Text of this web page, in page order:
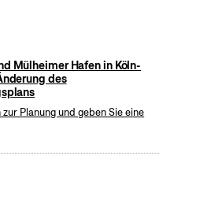
Mülheimer Hafen in Köln-
des
Planung und geben Sie eine